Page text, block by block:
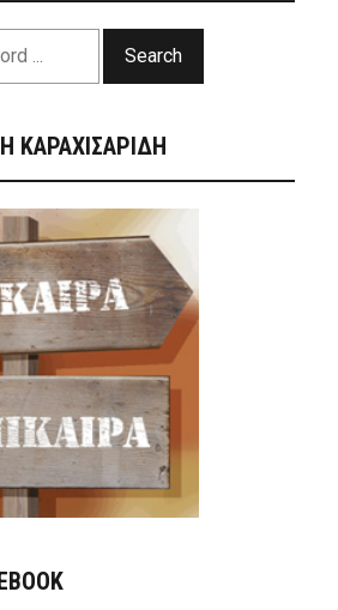
Search
ΚΑΡΑΧΙΣΑΡΙΔΗ